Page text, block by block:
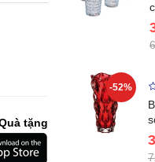
tặng
Nhật..
-52%